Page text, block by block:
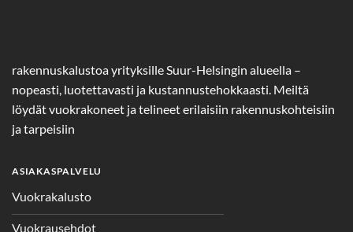
rakennuskalustoa yrityksille Suur-Helsingin alueella –
nopeasti, luotettavasti ja kustannustehokkaasti. Meiltä
löydät vuokrakoneet ja telineet erilaisiin rakennuskohteisiin
ja tarpeisiin
ASIAKASPALVELU
Vuokrakalusto
Vuokrausehdot